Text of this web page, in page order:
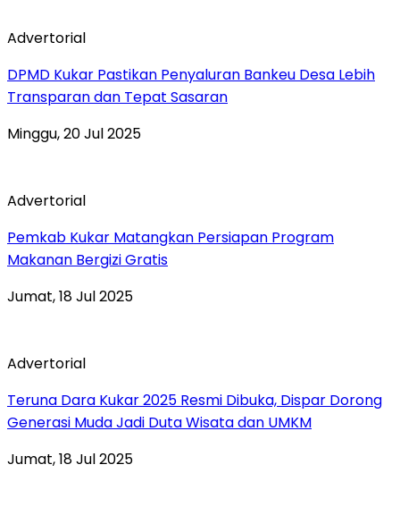
Advertorial
DPMD Kukar Pastikan Penyaluran Bankeu Desa Lebih
Transparan dan Tepat Sasaran
Minggu, 20 Jul 2025
Advertorial
Pemkab Kukar Matangkan Persiapan Program
Makanan Bergizi Gratis
Jumat, 18 Jul 2025
Advertorial
Teruna Dara Kukar 2025 Resmi Dibuka, Dispar Dorong
Generasi Muda Jadi Duta Wisata dan UMKM
Jumat, 18 Jul 2025